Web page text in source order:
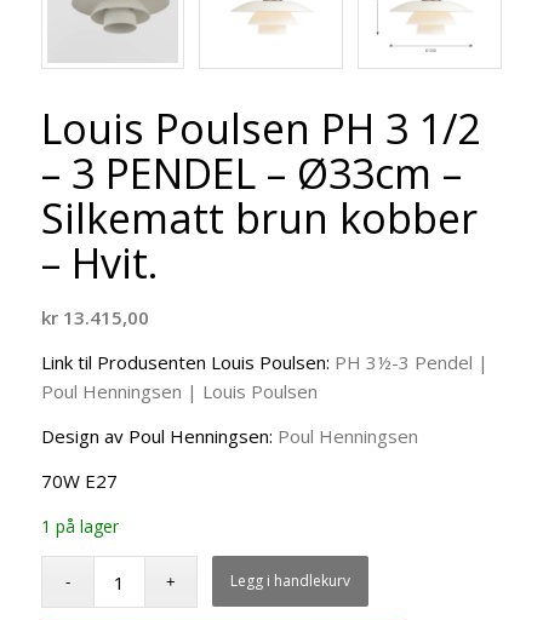
Louis Poulsen PH 3 1/2
– 3 PENDEL – Ø33cm –
Silkematt brun kobber
– Hvit.
kr13.415,00
Link til Produsenten Louis Poulsen: PH 3½-3 Pendel |
Poul Henningsen | Louis Poulsen
Design av Poul Henningsen: Poul Henningsen
70W E27
1 på lager
Legg i handlekurv